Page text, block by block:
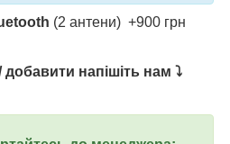
(2 антени) +900 грн
напішіть нам ⤵